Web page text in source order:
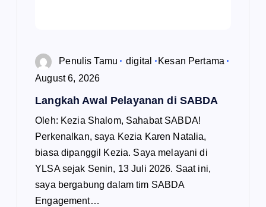
Penulis Tamu digital
Kesan Pertama
August 6, 2026
Langkah Awal Pelayanan di SABDA
Oleh: Kezia Shalom, Sahabat SABDA!
Perkenalkan, saya Kezia Karen Natalia,
biasa dipanggil Kezia. Saya melayani di
YLSA sejak Senin, 13 Juli 2026. Saat ini,
saya bergabung dalam tim SABDA
Engagement…